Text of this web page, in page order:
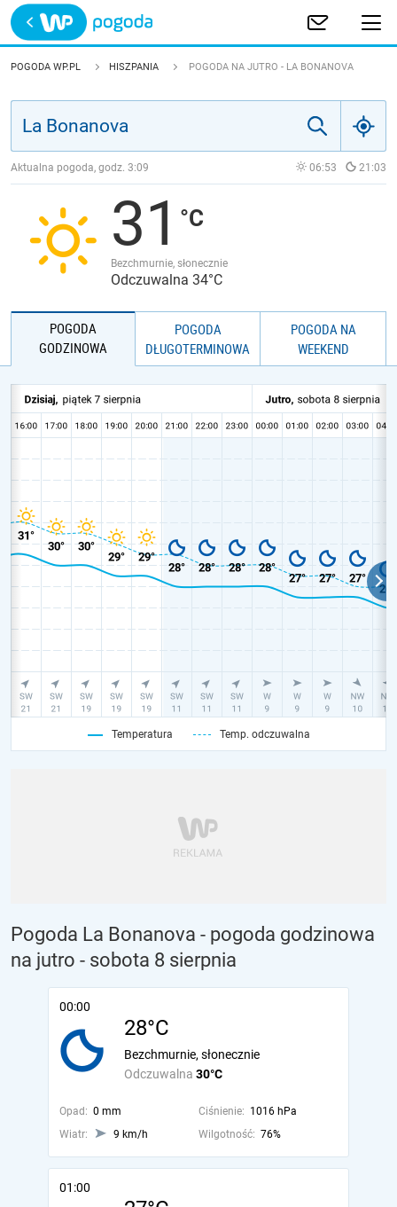
Trwa ładowanie
POLSKA
JAKOŚĆ POWIETRZA
POGODA WP.PL HISZPANIA POGODA NA JUTRO - LA BONANOVA
Aktualna pogoda, godz. 3:09 06:53 21:03
31
Bezchmurnie, słonecznie
Odczuwalna 34°C
POGODA
GODZINOWA
POGODA
DŁUGOTERMINOWA
POGODA NA
WEEKEND
Temperatura Temp. odczuwalna
Pogoda La Bonanova - pogoda godzinowa
na jutro - sobota 8 sierpnia
00:00
28°C
Odczuwalna 30°C
Bezchmurnie, słonecznie
Opad: 0 mm Ciśnienie: 1016 hPa
Wiatr:
9 km/h Wilgotność: 76%
01:00